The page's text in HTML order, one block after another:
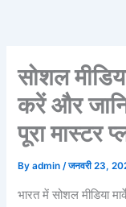
सोशल
करें और
पूरा मास्टर
Byadmin/जनवरी 23,
भारत में सोशल मीडिया